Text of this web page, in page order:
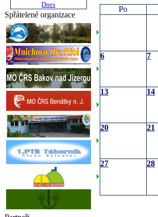
Dnes
Spřátelené organizace
Po
6 7
13 14
20 21
27 28